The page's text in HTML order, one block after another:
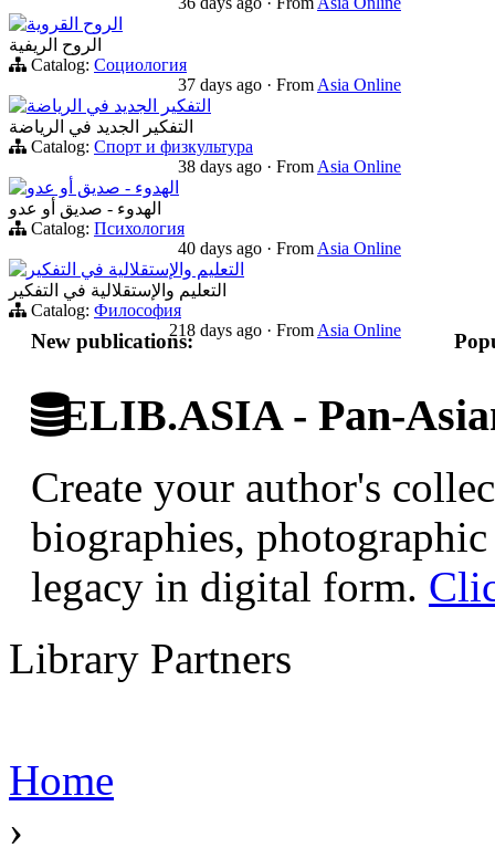
الروح القروية
الروح الريفية
Catalog: Социология
37 days ago · From Asia Online
التفكير الجديد في الرياضة
التفكير الجديد في الرياضة
Catalog: Спорт и физкультура
38 days ago · From Asia Online
الهدوء - صديق أو عدو
الهدوء - صديق أو عدو
Catalog: Психология
40 days ago · From Asia Online
التعليم والإستقلالية في التفكير
التعليم والإستقلالية في التفكير
Catalog: Философия
218 days ago · From Asia Online
New publications:
ELIB.ASIA - Pan-
Create your author's
biographies,
legacy in digital form.
Library Partners
Home
›